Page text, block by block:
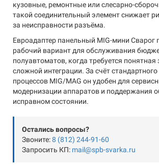
кузовные, ремонтные или слесарно-
такой соединительный элемент снижает
за неисправности разъёма.
Евроадаптер панельный MIG-мини Сварог
рабочий вариант для обслуживания
полуавтоматов, когда требуется понятная
сложной интеграции. За счёт
процессов MIG/MAG он удобен для
модернизации аппаратов и поддержания
исправном состоянии.
Остались вопросы?
Звоните:8 (812) 244-91-60
Запросить КП: mail@spb-svarka.ru